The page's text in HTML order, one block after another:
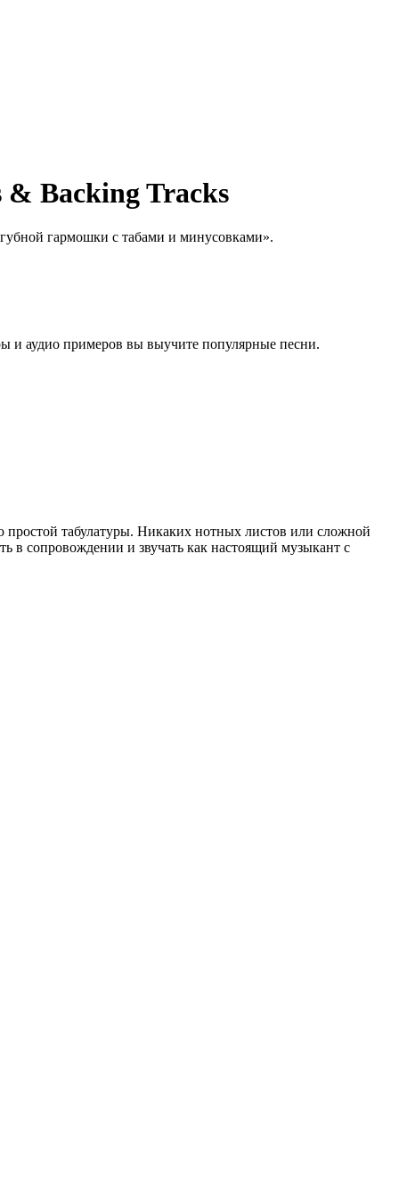
Backing Tracks
гармошки с табами и минусовками».
и аудио примеров вы выучите популярные песни.
табулатуры. Никаких нотных листов или сложной
в сопровождении и звучать как настоящий музыкант с